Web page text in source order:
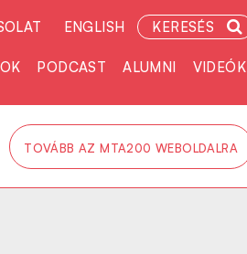
ENGLISH KERESÉS
PODCAST ALUMNI VIDEÓK
TOVÁBB AZ MTA200 WEBOLDALRA